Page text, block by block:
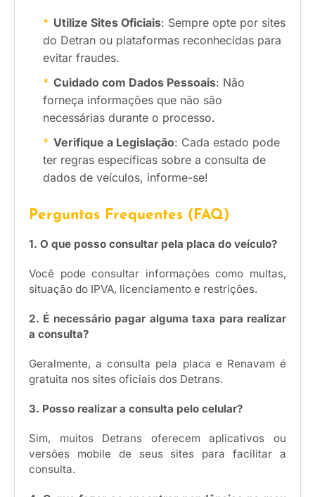
Utilize Sites Oficiais: Sempre opte por sites
do Detran ou plataformas reconhecidas para
evitar fraudes.
Cuidado com Dados Pessoais: Não
forneça informações que não são
necessárias durante o processo.
Verifique a Legislação: Cada estado pode
ter regras específicas sobre a consulta de
dados de veículos, informe-se!
Perguntas Frequentes (FAQ)
1. O que posso consultar pela placa do veículo?
Você pode consultar informações como multas,
situação do IPVA, licenciamento e restrições.
2. É necessário pagar alguma taxa para realizar
a consulta?
Geralmente, a consulta pela placa e Renavam é
gratuita nos sites oficiais dos Detrans.
3. Posso realizar a consulta pelo celular?
Sim, muitos Detrans oferecem aplicativos ou
versões mobile de seus sites para facilitar a
consulta.